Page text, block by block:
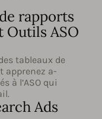
rapports
Outils ASO
tableaux de
apprenez a-
à l’ASO qui
Ads